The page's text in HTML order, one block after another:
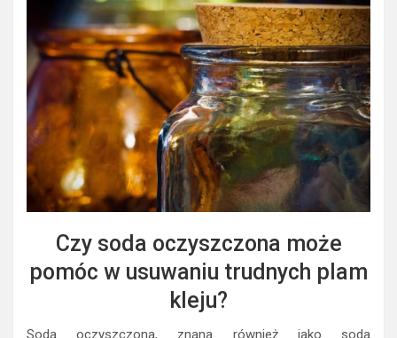
Czy soda oczyszczona może
pomóc w usuwaniu trudnych plam
kleju?
Soda oczyszczona, znana również jako soda